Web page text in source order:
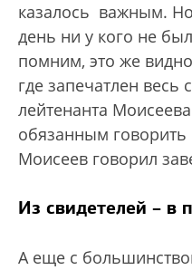
казалось важным.
день ни у кого не
помним, это же
где запечатлен весь
лейтенанта
обязанным
Моисеев говорил
Из свидетелей – в
А еще с